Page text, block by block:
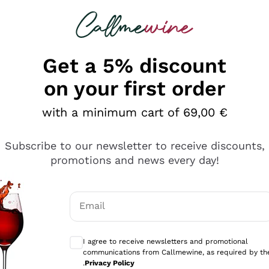
looking for
diversi e con un ampio range di prezzo. Le
Get a 5% discount
on your first order
with a minimum cart of 69,00 €
Subscribe to our newsletter to receive discounts,
promotions and news every day!
Email
I agree to receive newsletters and promotional
communications from Callmewine, as required by
.Privacy Policy